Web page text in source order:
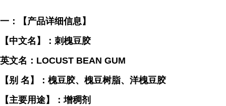
一：【产品详细信息】
【中文名】：刺槐豆胶
英文名：LOCUST BEAN GUM
【别 名】：槐豆胶、槐豆树脂、洋槐豆胶
【主要用途】：增稠剂